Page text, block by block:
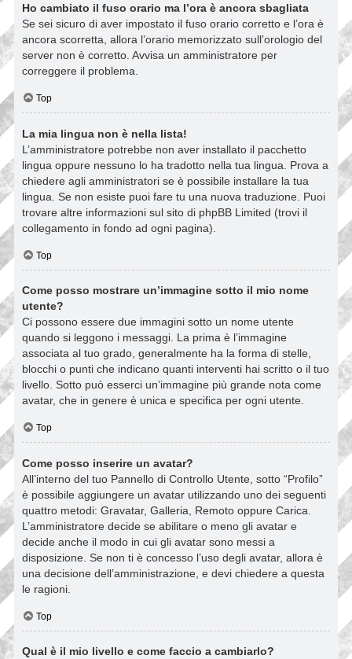
Ho cambiato il fuso orario ma l’ora è ancora sbagliata
Se sei sicuro di aver impostato il fuso orario corretto e l’ora è
ancora scorretta, allora l’orario memorizzato sull’orologio del
server non è corretto. Avvisa un amministratore per
correggere il problema.
Top
La mia lingua non è nella lista!
L’amministratore potrebbe non aver installato il pacchetto
lingua oppure nessuno lo ha tradotto nella tua lingua. Prova a
chiedere agli amministratori se è possibile installare la tua
lingua. Se non esiste puoi fare tu una nuova traduzione. Puoi
trovare altre informazioni sul sito di phpBB Limited (trovi il
collegamento in fondo ad ogni pagina).
Top
Come posso mostrare un’immagine sotto il mio nome
utente?
Ci possono essere due immagini sotto un nome utente
quando si leggono i messaggi. La prima è l’immagine
associata al tuo grado, generalmente ha la forma di stelle,
blocchi o punti che indicano quanti interventi hai scritto o il tuo
livello. Sotto può esserci un’immagine più grande nota come
avatar, che in genere è unica e specifica per ogni utente.
Top
Come posso inserire un avatar?
All’interno del tuo Pannello di Controllo Utente, sotto “Profilo”
è possibile aggiungere un avatar utilizzando uno dei seguenti
quattro metodi: Gravatar, Galleria, Remoto oppure Carica.
L’amministratore decide se abilitare o meno gli avatar e
decide anche il modo in cui gli avatar sono messi a
disposizione. Se non ti è concesso l’uso degli avatar, allora è
una decisione dell’amministrazione, e devi chiedere a questa
le ragioni.
Top
Qual è il mio livello e come faccio a cambiarlo?